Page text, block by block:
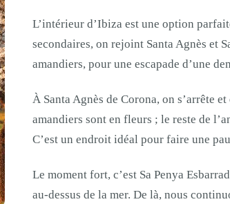
L’intérieur d’Ibiza est une option
secondaires, on rejoint Santa Agnès et
amandiers, pour une escapade d’une
À Santa Agnès de Corona, on s’arrête
amandiers sont en fleurs ; le reste de
C’est un endroit idéal pour faire une
Le moment fort, c’est Sa Penya
au-dessus de la mer. De là, nous